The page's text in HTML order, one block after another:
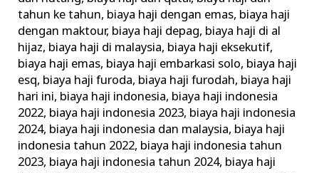
tahun ke tahun, biaya haji dengan emas, biaya haji
dengan maktour, biaya haji depag, biaya haji di al
hijaz, biaya haji di malaysia, biaya haji eksekutif,
biaya haji emas, biaya haji embarkasi solo, biaya haji
esq, biaya haji furoda, biaya haji furodah, biaya haji
hari ini, biaya haji indonesia, biaya haji indonesia
2022, biaya haji indonesia 2023, biaya haji indonesia
2024, biaya haji indonesia dan malaysia, biaya haji
indonesia tahun 2022, biaya haji indonesia tahun
2023, biaya haji indonesia tahun 2024, biaya haji